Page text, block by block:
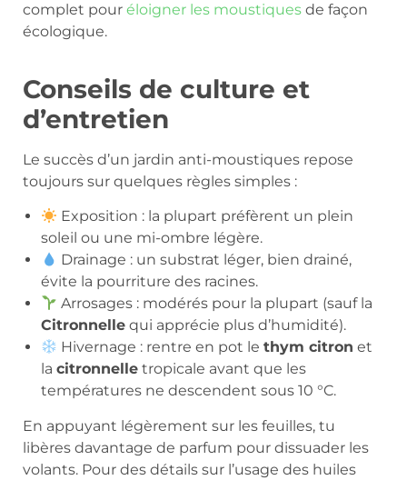
complet pour éloigner les moustiques de façon
écologique.
Conseils de culture et
d’entretien
Le succès d’un jardin anti-moustiques repose
toujours sur quelques règles simples :
Exposition : la plupart préfèrent un plein
soleil ou une mi-ombre légère.
Drainage : un substrat léger, bien drainé,
évite la pourriture des racines.
Arrosages : modérés pour la plupart (sauf la
Citronnelle qui apprécie plus d’humidité).
Hivernage : rentre en pot lethym citron et
la citronnelle tropicale avant que les
températures ne descendent sous 10 °C.
En appuyant légèrement sur les feuilles, tu
libères davantage de parfum pour dissuader les
volants. Pour des détails sur l’usage des huiles